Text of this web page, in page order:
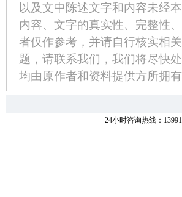
以及文中陈述文字和内容未经
内容、文字的真实性、完整性
者仅作参考，并请自行核实相
题，请联系我们，我们将尽快
均由原作者和资料提供方所拥有
24小时咨询热线：